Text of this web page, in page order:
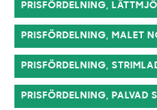
PRISFÖRDELNING,
PRISFÖRDELNING, MALET
PRISFÖRDELNING,
PRISFÖRDELNING, PALVAD